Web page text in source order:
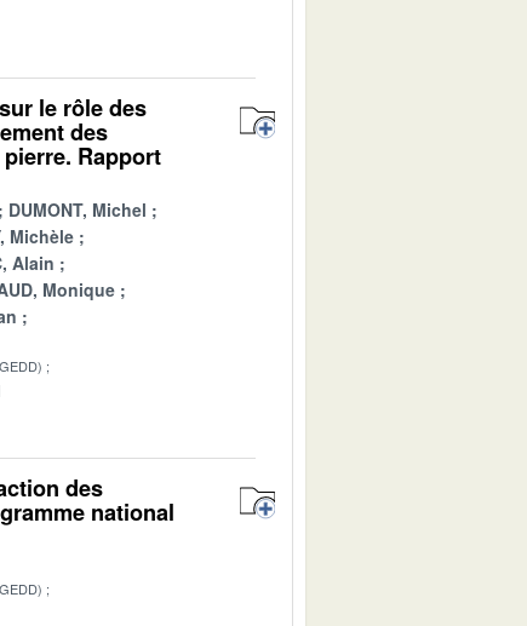
le rôle des
des
Rapport
DUMONT, Michel
Michèle
Alain
Monique
des
national